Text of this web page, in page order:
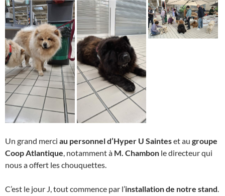
Un grand merci au personnel d’Hyper U Sainteset au groupe
Coop Atlantique , notamment à M. Chambon le directeur qui
nous a offert les chouquettes.
C’est le jour J, tout commence par l’installation de notre stand